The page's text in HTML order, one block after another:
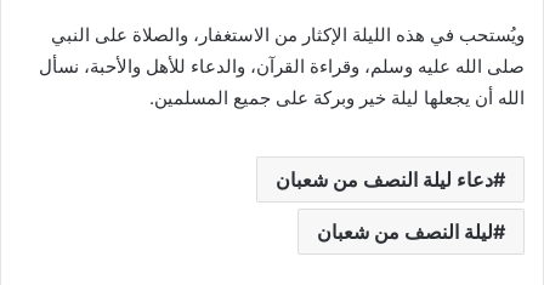
ويُستحب في هذه الليلة الإكثار من الاستغفار، والصلاة على النبي
صلى الله عليه وسلم، وقراءة القرآن، والدعاء للأهل والأحبة، نسأل
الله أن يجعلها ليلة خير وبركة على جميع المسلمين.
دعاء ليلة النصف من شعبان
ليلة النصف من شعبان